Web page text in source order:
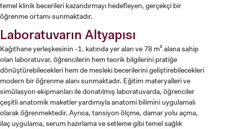
temel klinik becerileri kazandırmayı hedefleyen, gerçekçi bir
öğrenme ortamı sunmaktadır.
Laboratuvarın Altyapısı
Kağıthane yerleşkesinin -1. katında yer alan ve 78 m² alana sahip
olan laboratuvar, öğrencilerin hem teorik bilgilerini pratiğe
dönüştürebilecekleri hem de mesleki becerilerini geliştirebilecekleri
modern bir öğrenme alanı sunmaktadır. Eğitim materyalleri ve
simülasyon ekipmanları ile donatılmış laboratuvarda, öğrenciler
çeşitli anatomik maketler yardımıyla anatomi bilimini uygulamalı
olarak öğrenmektedir. Ayrıca, tansiyon ölçme, damar yolu açma,
ilaç uygulama, serum hazırlama ve setleme gibi temel sağlık